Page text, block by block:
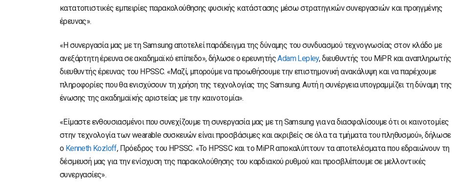
κατατοπιστικές εμπειρίες παρακολούθησης φυσικής κατάστασης μέσω στρατηγικών συνεργασιών και προηγμένης
έρευνας».
«Η συνεργασία μας με τη Samsung αποτελεί παράδειγμα της δύναμης του συνδυασμού τεχνογνωσίας στον κλάδο με
ανεξάρτητη έρευνα σε ακαδημαϊκό επίπεδο», δήλωσε ο ερευνητήςAdam Lepley, διευθυντής του MiPR και αναπληρωτής
διευθυντής έρευνας του HPSSC. «Μαζί, μπορούμε να προωθήσουμε την επιστημονική ανακάλυψη και να παρέχουμε
πληροφορίες που θα ενισχύσουν τη χρήση της τεχνολογίας της Samsung. Αυτή η συνέργεια υπογραμμίζει τη δύναμη της
ένωσης της ακαδημαϊκής αριστείας με την καινοτομία».
«Είμαστε ενθουσιασμένοι που συνεχίζουμε τη συνεργασία μας με τη Samsung για να διασφαλίσουμε ότι οι καινοτομίες
στην τεχνολογία των wearable συσκευών είναι προσβάσιμες και ακριβείς σε όλα τα τμήματα του πληθυσμού», δήλωσε
ο Kenneth Kozloff, Πρόεδρος του HPSSC. «Το HPSSC και το MiPR αποκαλύπτουν τα αποτελέσματα που εδραιώνουν τη
δέσμευσή μας για την ενίσχυση της παρακολούθησης του καρδιακού ρυθμού και προσβλέπουμε σε μελλοντικές
συνεργασίες».